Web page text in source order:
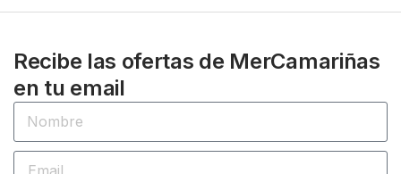
Recibe las ofertas de MerCamariñas
en tu email